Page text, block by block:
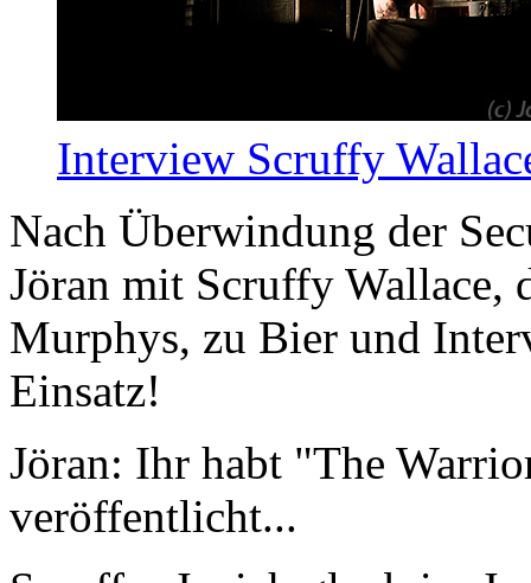
Interview Scruffy
Nach Überwindung der
Jöran mit Scruffy Wallace,
Murphys, zu Bier und
Einsatz!
Jöran: Ihr habt "The
veröffentlicht...